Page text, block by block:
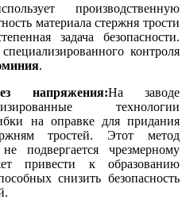
производственную
материала стержня трости
задача безопасности.
контроля
.
напряжения:На заводе
технологии
на оправке для придания
тростей. Этот метод
подвергается чрезмерному
привести к образованию
снизить безопасность